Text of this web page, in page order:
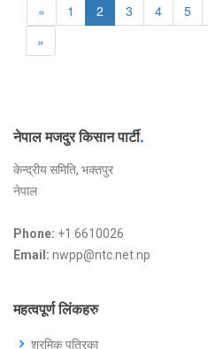
« 1 2 3 4 5
»
नेपाल मजदुर किसान पार्टी.
केन्द्रीय समिति, भक्तपुर
नेपाल
Phone: +1 6610026
Email: nwpp@ntc.net.np
महत्वपूर्ण लिंकहरु
श्रमिक पत्रिका